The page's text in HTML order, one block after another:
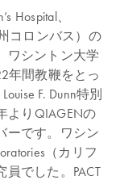
Hospital、
コロンバス）の
ワシントン大学
年間教鞭をとっ
F. Dunn特別
よりQIAGENの
ーです。ワシン
（カリフ
でした。PACT